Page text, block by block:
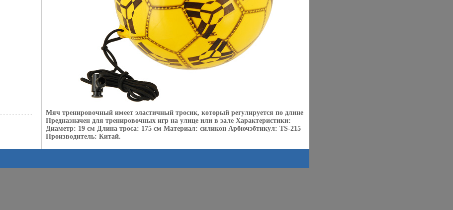
Мяч тренировочный имеет эластичный тросик, который регулируется по длине
Предназначен для тренировочных игр на улице или в зале Характеристики:
Диаметр: 19 см Длина троса: 175 см Материал: силикон Арбючэбтикул: TS-215
Производитель: Китай.